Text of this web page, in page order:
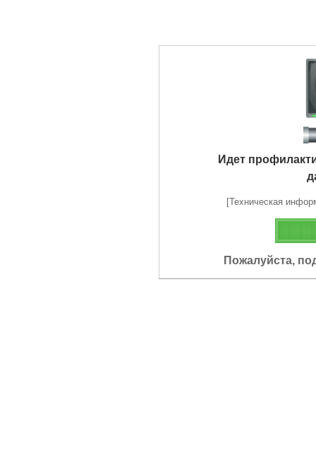
Идет
[Техническая
Пожалуйста,